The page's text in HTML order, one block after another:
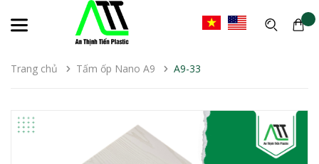
Trang chủ Tấm ốp Nano A9 A9-33